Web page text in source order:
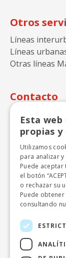
Otros
Líneas
Líneas
Otras líneas
Contacto
Autocares
Calle Perdiz n.15
+ 34
Autocares
Polígono
28213
+ 34
Esta
propias
Utilizamos
para analizar
Puede
el botón
o rechazar su
Puede
consultando